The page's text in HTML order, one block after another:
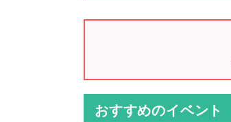
おすすめのイベント